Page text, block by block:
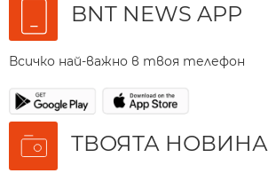
BNT NEWS APP
Всичко най-важно в твоя телефон
ТВОЯТА НОВИНА